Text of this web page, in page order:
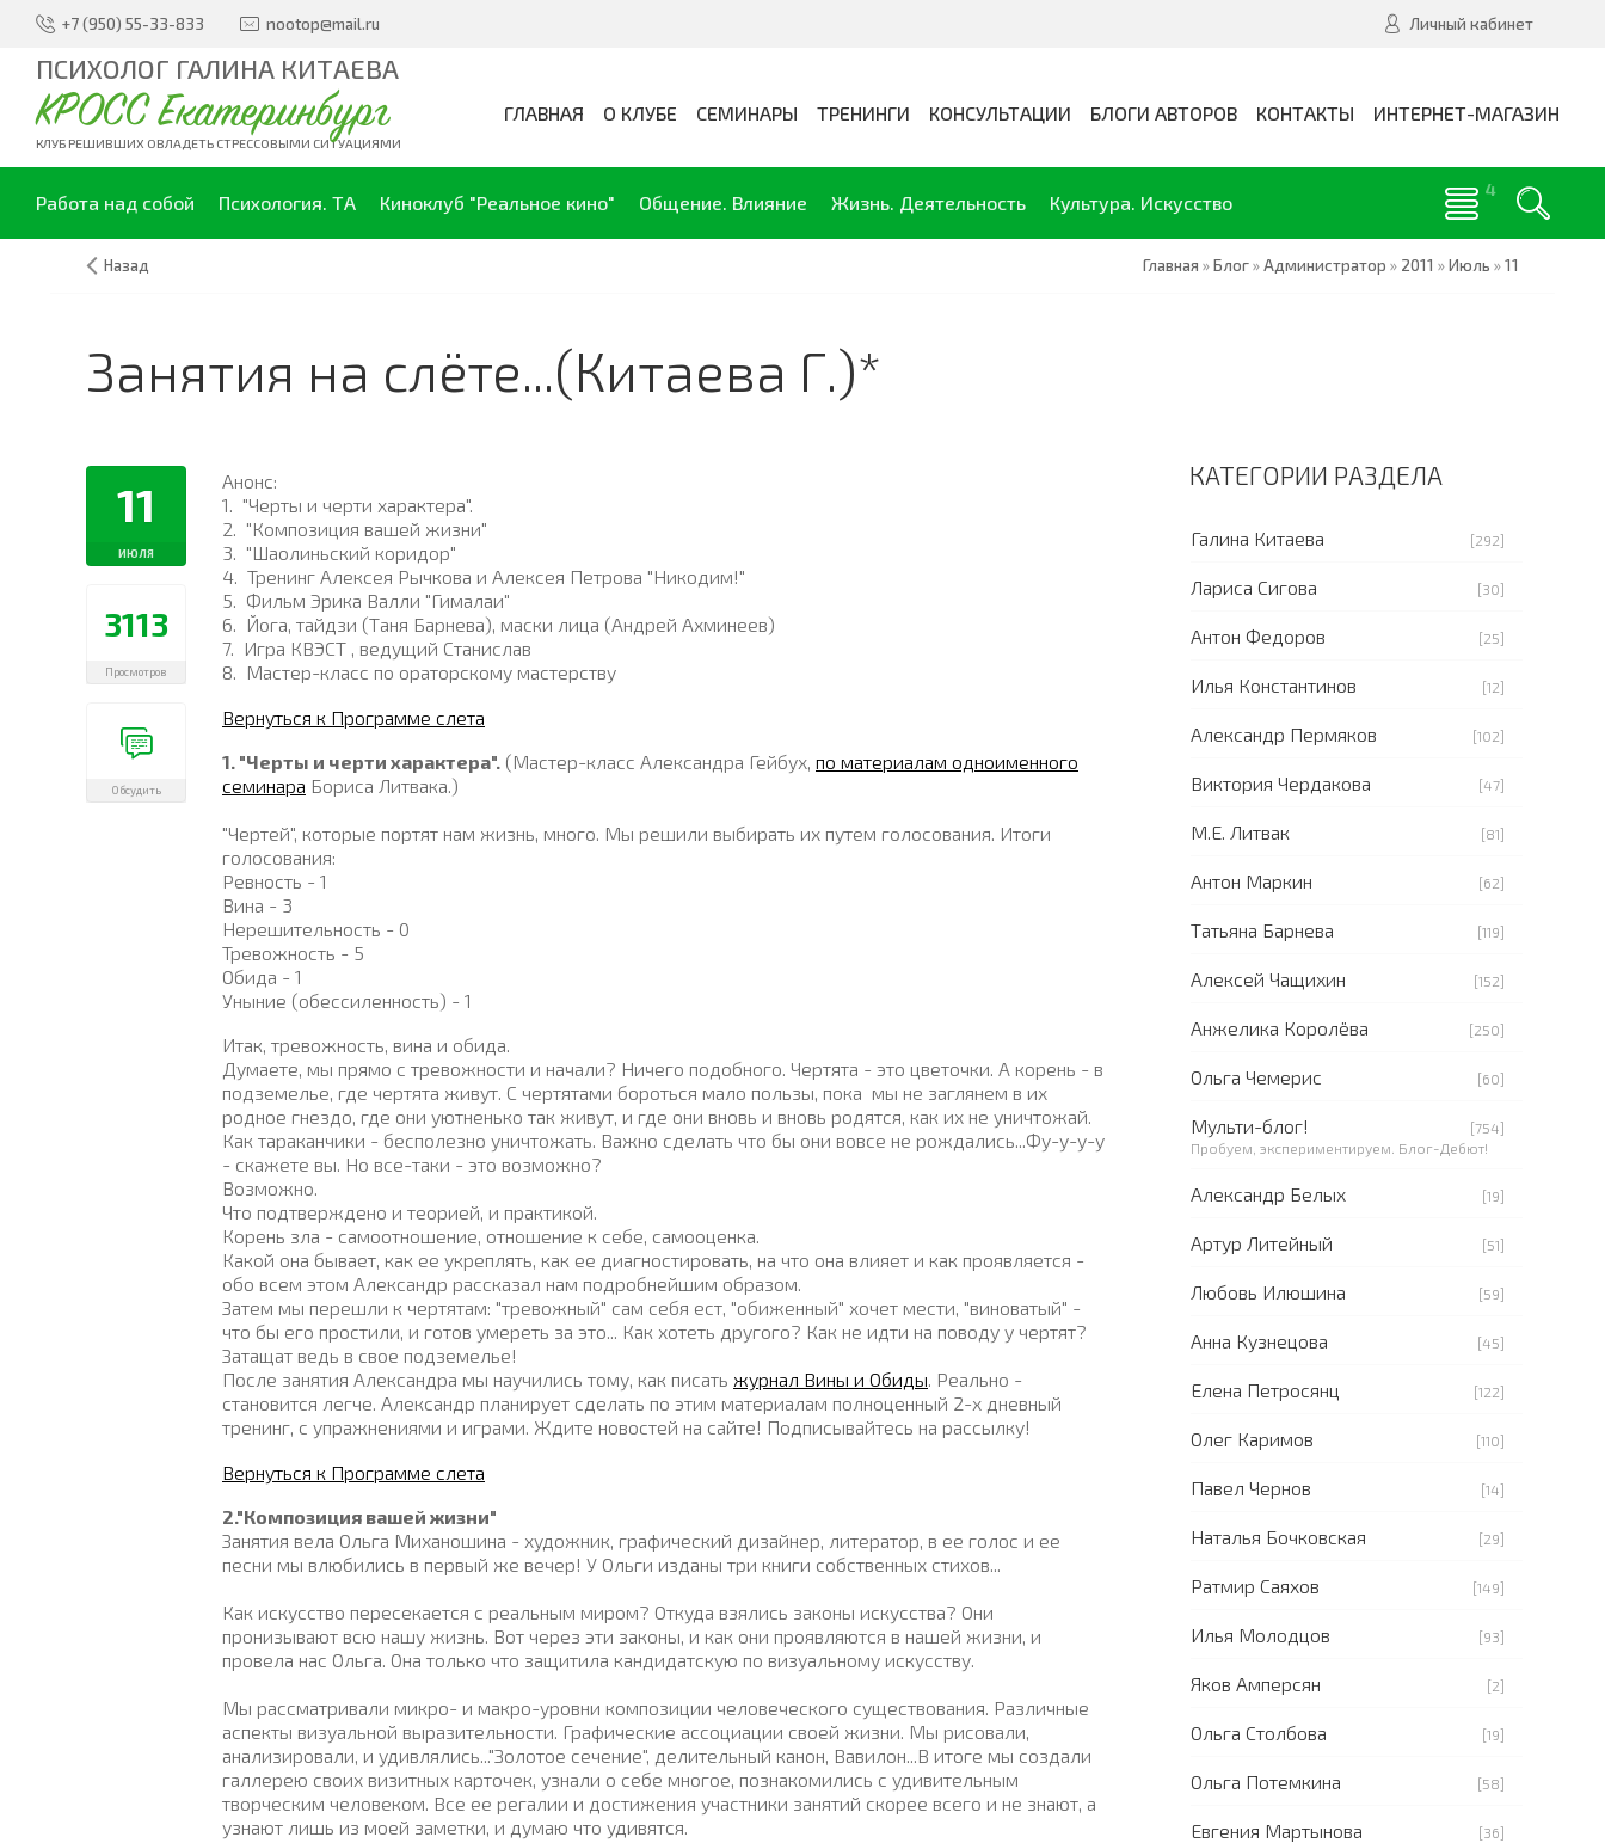
+7 (950) 55-33-833 nootop@mail.ru Личный кабинет
ПСИХОЛОГ ГАЛИНА КИТАЕВА
КРОСС Екатеринбург
КЛУБ РЕШИВШИХ ОВЛАДЕТЬ СТРЕССОВЫМИ СИТУАЦИЯМИ
ГЛАВНАЯ О КЛУБЕ СЕМИНАРЫ ТРЕНИНГИ КОНСУЛЬТАЦИИ БЛОГИ АВТОРОВ КОНТАКТЫ ИНТЕРНЕТ-МАГАЗИН
Работа над собой Психология. ТА Киноклуб "Реальное кино" Общение. Влияние Жизнь. Деятельность Культура. Искусство
Назад Главная »Блог»Администратор » 2011 »Июль »11
Занятия на слёте...(Китаева Г.)*
11
ИЮЛЯ
3113
Просмотров
Обсудить
Анонс:
1. "Черты и черти характера".
2. "Композиция вашей жизни"
3. "Шаолиньский коридор"
4. Тренинг Алексея Рычкова и Алексея Петрова "Никодим!"
5. Фильм Эрика Валли "Гималаи"
6. Йога, тайдзи (Таня Барнева), маски лица (Андрей Ахминеев)
7. Игра КВЭСТ , ведущий Станислав
8. Мастер-класс по ораторскому мастерству
Вернуться к Программе слета
1. "Черты и черти характера". (Мастер-класс Александра Гейбух, по материалам одноименного
семинара Бориса Литвака.)
"Чертей", которые портят нам жизнь, много. Мы решили выбирать их путем голосования. Итоги
голосования:
Ревность - 1
Вина - 3
Нерешительность - 0
Тревожность - 5
Обида - 1
Уныние (обессиленность) - 1
Итак, тревожность, вина и обида.
Думаете, мы прямо с тревожности и начали? Ничего подобного. Чертята - это цветочки. А корень - в
подземелье, где чертята живут. С чертятами бороться мало пользы, пока мы не заглянем в их
родное гнездо, где они уютненько так живут, и где они вновь и вновь родятся, как их не уничтожай.
Как тараканчики - бесполезно уничтожать. Важно сделать что бы они вовсе не рождались...Фу-у-у-у
- скажете вы. Но все-таки - это возможно?
Возможно.
Что подтверждено и теорией, и практикой.
Корень зла - самоотношение, отношение к себе, самооценка.
Какой она бывает, как ее укреплять, как ее диагностировать, на что она влияет и как проявляется -
обо всем этом Александр рассказал нам подробнейшим образом.
Затем мы перешли к чертятам: "тревожный" сам себя ест, "обиженный" хочет мести, "виноватый" -
что бы его простили, и готов умереть за это... Как хотеть другого? Как не идти на поводу у чертят?
Затащат ведь в свое подземелье!
После занятия Александра мы научились тому, как писать журнал Вины и Обиды. Реально -
становится легче. Александр планирует сделать по этим материалам полноценный 2-х дневный
тренинг, с упражнениями и играми. Ждите новостей на сайте! Подписывайтесь на рассылку!
Вернуться к Программе слета
2."Композиция вашей жизни"
Занятия вела Ольга Миханошина - художник, графический дизайнер, литератор, в ее голос и ее
песни мы влюбились в первый же вечер! У Ольги изданы три книги собственных стихов...
Как искусство пересекается с реальным миром? Откуда взялись законы искусства? Они
пронизывают всю нашу жизнь. Вот через эти законы, и как они проявляются в нашей жизни, и
провела нас Ольга. Она только что защитила кандидатскую по визуальному искусству.
Мы рассматривали микро- и макро-уровни композиции человеческого существования. Различные
аспекты визуальной выразительности. Графические ассоциации своей жизни. Мы рисовали,
анализировали, и удивлялись..."Золотое сечение", делительный канон, Вавилон...В итоге мы создали
галлерею своих визитных карточек, узнали о себе многое, познакомились с удивительным
творческим человеком. Все ее регалии и достижения участники занятий скорее всего и не знают, а
узнают лишь из моей заметки, и думаю что удивятся.
КАТЕГОРИИ РАЗДЕЛА
Галина Китаева [292]
Лариса Сигова [30]
Антон Федоров [25]
Илья Константинов [12]
Александр Пермяков [102]
Виктория Чердакова [47]
М.Е. Литвак [81]
Антон Маркин [62]
Татьяна Барнева [119]
Алексей Чащихин [152]
Анжелика Королёва [250]
Ольга Чемерис [60]
Мульти-блог!
[754]
Пробуем, экспериментируем. Блог-Дебют!
Александр Белых [19]
Артур Литейный [51]
Любовь Илюшина [59]
Анна Кузнецова [45]
Елена Петросянц [122]
Олег Каримов [110]
Павел Чернов [14]
Наталья Бочковская [29]
Ратмир Саяхов [149]
Илья Молодцов [93]
Яков Амперсян [2]
Ольга Столбова [19]
Ольга Потемкина [58]
Евгения Мартынова [36]